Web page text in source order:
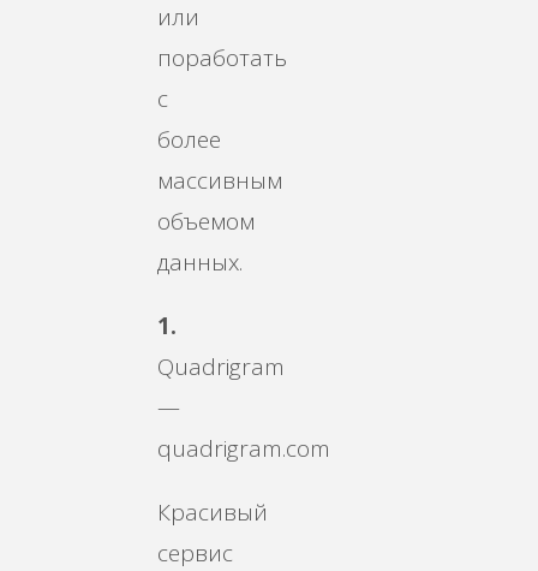
или
поработать
с
более
массивным
объемом
данных.
1.
Quadrigram
—
quadrigram.com
Красивый
сервис